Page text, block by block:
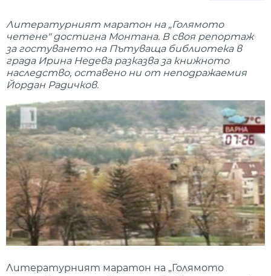
Литературният маратон на „Голямото
четене" достигна Монтана. В своя репортаж
за гостуването на Пътуваща библиотека в
града Ирина Недева разказва за книжното
наследство, оставено ни от неподражаемия
Йордан Радичков.
Литературният маратон на „Голямото